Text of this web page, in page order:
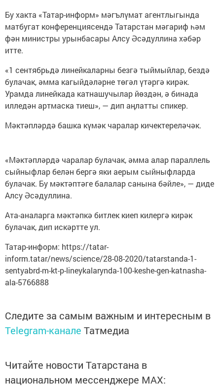
Бу хакта «Татар-информ» мәгълүмат агентлыгында
матбугат конференциясендә Татарстан мәгариф һәм
фән министры урынбасары Алсу Әсәдуллина хәбәр
итте.
«1 сентябрьдә линейкаларны безгә тыймыйлар, бездә
булачак, әмма кагыйдәләрне төгәл үтәргә кирәк.
Урамда линейкада катнашучылар йөздән, ә бинада
илледән артмаска тиеш», — дип аңлатты спикер.
Мәктәпләрдә башка күмәк чаралар кичектереләчәк.
«Мәктәпләрдә чаралар булачак, әмма алар параллель
сыйныфлар белән бергә яки аерым сыйныфларда
булачак. Бу мәктәптәге балалар санына бәйле», — диде
Алсу Әсәдуллина.
Ата-аналарга мәктәпкә битлек киеп килергә кирәк
булачак, дип искәртте ул.
Татар-информ: https://tatar-
inform.tatar/news/science/28-08-2020/tatarstanda-1-
sentyabrd-m-kt-p-lineykalarynda-100-keshe-gen-katnasha-
ala-5766888
Следите за самым важным и интересным в
Telegram-канале Татмедиа
Читайте новости Татарстана в
национальном мессенджере MАХ: